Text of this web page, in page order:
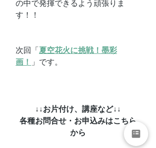
の中で発揮できるよう頑張りま
す！！
次回「夏空花火に挑戦！墨彩
画！ 」です。
↓↓お片付け、講座など↓↓
各種お問合せ・お申込みはこちら
から